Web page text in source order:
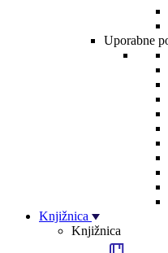
Uporabne
Knjižnica
Knjižnica